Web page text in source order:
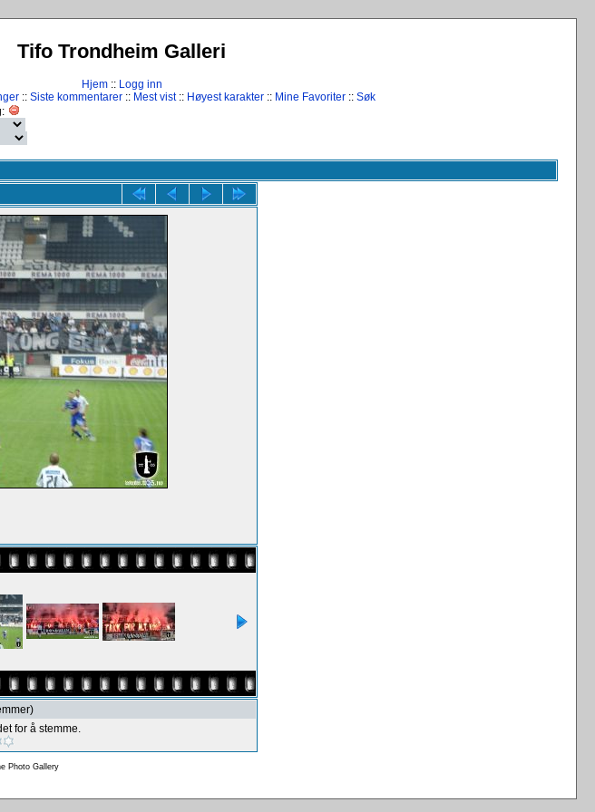
Tifo Trondheim Galleri
Hjem:: Logg inn
:: Siste kommentarer :: Mest vist:: Høyest karakter :: Mine Favoriter :: Søk
for å stemme.
Photo Gallery